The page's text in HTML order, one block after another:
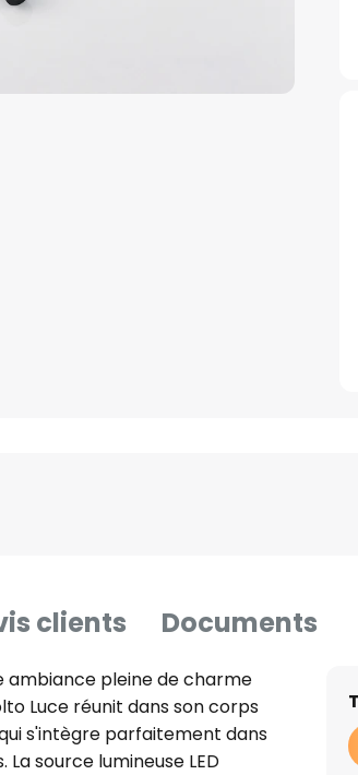
clients Documents
ambiance pleine de charme
Luce réunit dans son corps
s'intègre parfaitement dans
source lumineuse LED